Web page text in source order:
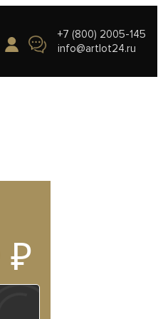
+7 (800) 2005-145
info@artlot24.ru
₽